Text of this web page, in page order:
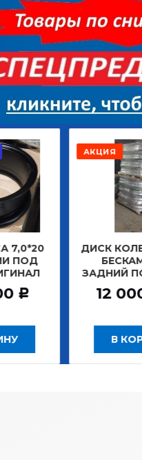
АКЦИЯ
ДИСК КОЛЕСА 7,5*22,5
БЕСКАМЕРНЫЙ
ЗАДНИЙ ПОД КЛИНЬЯ
12 000,00 Р